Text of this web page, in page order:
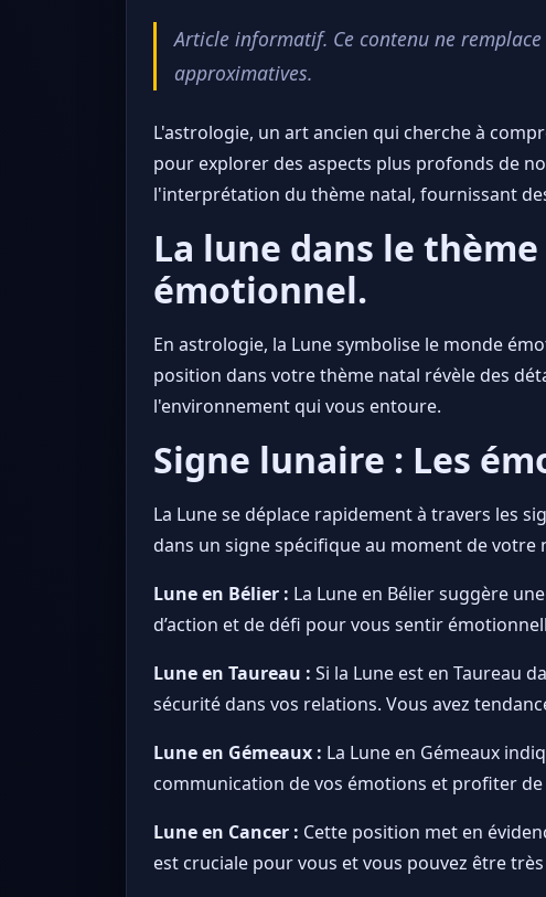
Article informatif. Ce contenu ne
approximatives.
L'astrologie, un art ancien qui cherche à
pour explorer des aspects plus profonds de
l'interprétation du thème natal, fournissant
La lune dans le
émotionnel.
En astrologie, la Lune symbolise le monde
position dans votre thème natal révèle des
l'environnement qui vous entoure.
Signe lunaire : Les
La Lune se déplace rapidement à travers les
dans un signe spécifique au moment de
Lune en Bélier : La Lune en Bélier suggère
d’action et de défi pour vous sentir
Lune en Taureau : Si la Lune est en Taureau
sécurité dans vos relations. Vous avez
Lune en Gémeaux : La Lune en Gémeaux
communication de vos émotions et profiter
Lune en Cancer : Cette position met en
est cruciale pour vous et vous pouvez être